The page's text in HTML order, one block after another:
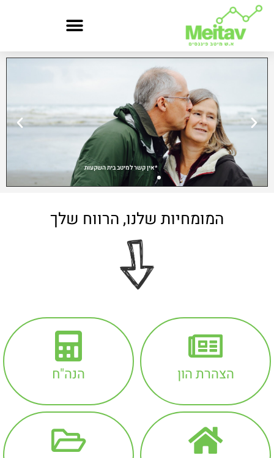
מיטב
פיננסים
החזרי
מס,
ייעוץ
פנסיוני,
הון
*אין קשר למיטב בית השקעות
המומחיות שלנו, הרווח שלך
הצהרת הון הנה"ח